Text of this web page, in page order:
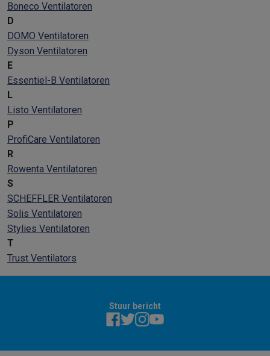
Boneco Ventilatoren
D
DOMO Ventilatoren
Dyson Ventilatoren
E
Essentiel-B Ventilatoren
L
Listo Ventilatoren
P
ProfiCare Ventilatoren
R
Rowenta Ventilatoren
S
SCHEFFLER Ventilatoren
Solis Ventilatoren
Stylies Ventilatoren
T
Trust Ventilators
Stuur bericht